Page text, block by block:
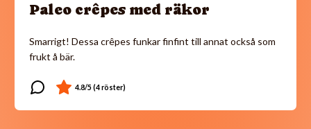
Paleo crêpes med räkor
Smarrigt! Dessa crêpes funkar finfint till annat också som
frukt å bär.